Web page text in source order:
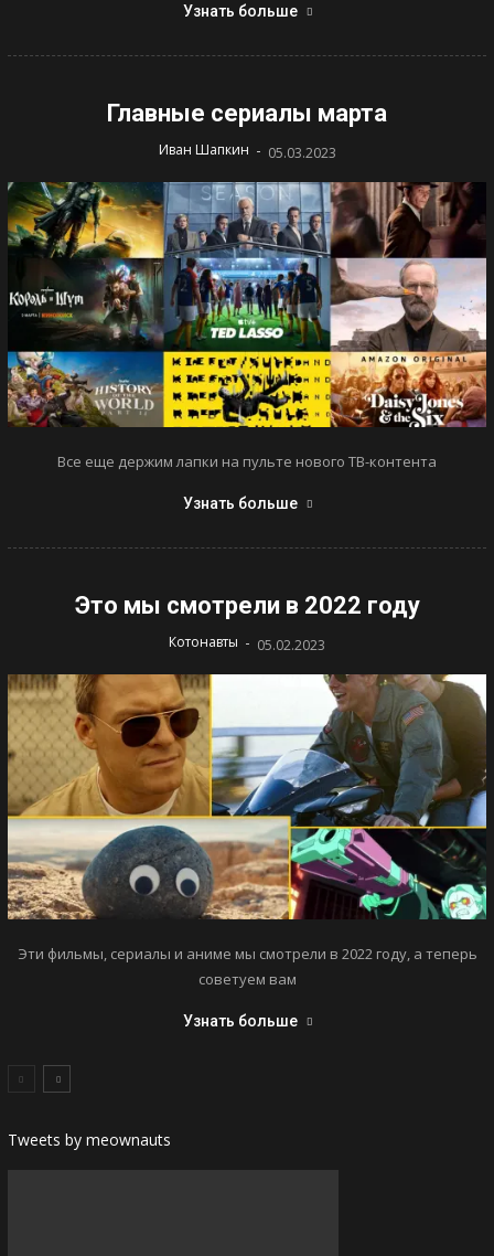
Узнать больше
Главные сериалы марта
Иван Шапкин - 05.03.2023
Все еще держим лапки на пульте нового ТВ-контента
Узнать больше
Это мы смотрели в 2022 году
Котонавты - 05.02.2023
Эти фильмы, сериалы и аниме мы смотрели в 2022 году, а теперь
советуем вам
Узнать больше
Tweets by meownauts